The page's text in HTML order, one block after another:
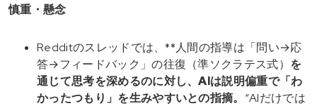
慎重・懸念
Redditのスレッドでは、**人間の指導は「問い→応
答→フィードバック」の往復（準ソクラテス式） を
通じて思考を深めるのに対し、AIは説明偏重で「わ
かったつもり」を生みやすいとの指摘。 “AIだけでは